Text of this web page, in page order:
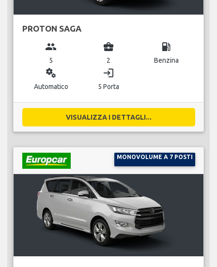
PROTON SAGA
group
5
business_center
2
local_gas_station
Benzina
miscellaneous_services
Automatico
login
5 Porta
VISUALIZZA I DETTAGLI...
MONOVOLUME A 7 POSTI